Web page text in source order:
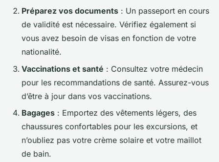
Préparez vos documents : Un passeport en cours
de validité est nécessaire. Vérifiez également si
vous avez besoin de visas en fonction de votre
nationalité.
Vaccinations et santé : Consultez votre médecin
pour les recommandations de santé. Assurez-vous
d’être à jour dans vos vaccinations.
Bagages : Emportez des vêtements légers, des
chaussures confortables pour les excursions, et
n’oubliez pas votre crème solaire et votre maillot
de bain.